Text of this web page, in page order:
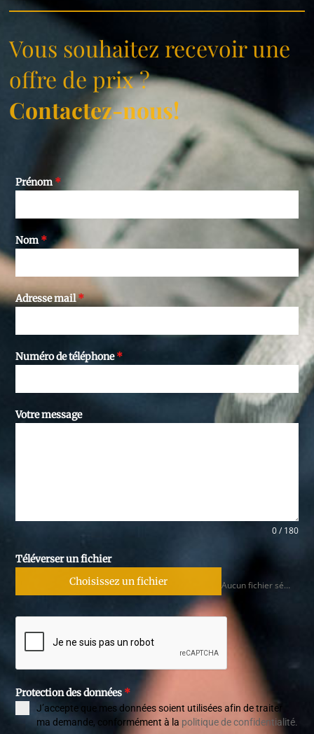
Vous souhaitez recevoir une
offre de prix ?
Contactez-nous!
Prénom*
Nom*
Adresse mail*
Numéro de téléphone*
Votre message
0 / 180
Téléverser un fichier
Choisissez un fichier
Aucun fichier sélectionné
Protection des données *
J’accepte que mes données soient utilisées afin de traiter
ma demande, conformément à la politique de confidentialité.